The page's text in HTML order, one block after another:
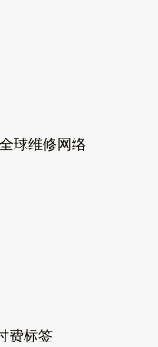
球维修网络
费标签